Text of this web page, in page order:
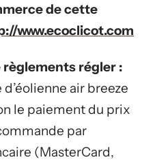
de cette
www.ecoclicot.com
règlements régler :
air breeze
le paiement du prix
par
(MasterCard,